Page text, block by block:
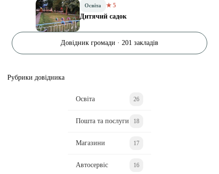
Освіта ★ 5
Дитячий садок
Довідник громади · 201 закладів
Рубрики довідника
Освіта 26
Пошта та послуги 18
Магазини 17
Автосервіс 16